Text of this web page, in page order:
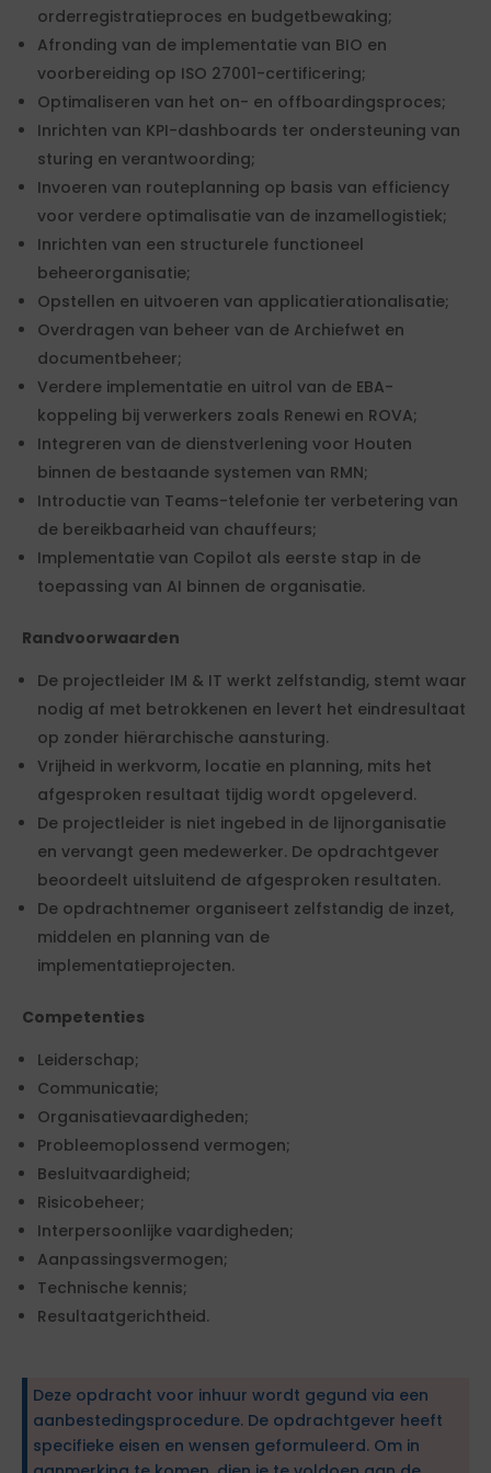
orderregistratieproces en budgetbewaking;
Afronding van de implementatie van BIO en
voorbereiding op ISO 27001-certificering;
Optimaliseren van het on- en offboardingsproces;
Inrichten van KPI-dashboards ter ondersteuning van
sturing en verantwoording;
Invoeren van routeplanning op basis van efficiency
voor verdere optimalisatie van de inzamellogistiek;
Inrichten van een structurele functioneel
beheerorganisatie;
Opstellen en uitvoeren van applicatierationalisatie;
Overdragen van beheer van de Archiefwet en
documentbeheer;
Verdere implementatie en uitrol van de EBA-
koppeling bij verwerkers zoals Renewi en ROVA;
Integreren van de dienstverlening voor Houten
binnen de bestaande systemen van RMN;
Introductie van Teams-telefonie ter verbetering van
de bereikbaarheid van chauffeurs;
Implementatie van Copilot als eerste stap in de
toepassing van AI binnen de organisatie.
Randvoorwaarden
De projectleider IM & IT werkt zelfstandig, stemt waar
nodig af met betrokkenen en levert het eindresultaat
op zonder hiërarchische aansturing.
Vrijheid in werkvorm, locatie en planning, mits het
afgesproken resultaat tijdig wordt opgeleverd.
De projectleider is niet ingebed in de lijnorganisatie
en vervangt geen medewerker. De opdrachtgever
beoordeelt uitsluitend de afgesproken resultaten.
De opdrachtnemer organiseert zelfstandig de inzet,
middelen en planning van de
implementatieprojecten.
Competenties
Leiderschap;
Communicatie;
Organisatievaardigheden;
Probleemoplossend vermogen;
Besluitvaardigheid;
Risicobeheer;
Interpersoonlijke vaardigheden;
Aanpassingsvermogen;
Technische kennis;
Resultaatgerichtheid.
Deze opdracht voor inhuur wordt gegund via een
aanbestedingsprocedure. De opdrachtgever heeft
specifieke eisen en wensen geformuleerd. Om in